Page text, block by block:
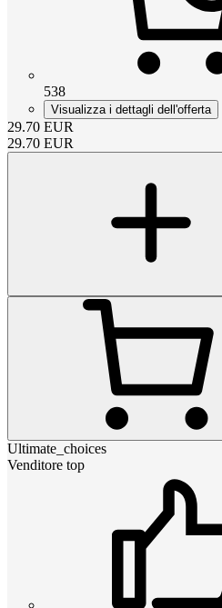
538
Visualizza i dettagli dell'offerta
29.70 EUR
29.70 EUR
Ultimate_choices
Venditore top